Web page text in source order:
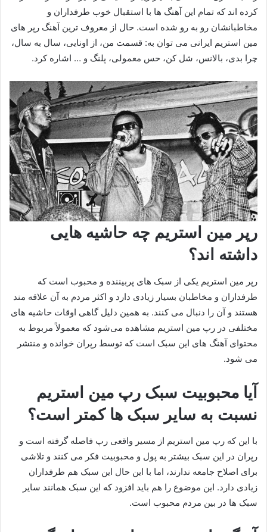
کرده اند که تمام این آهنگ ها با استقبال خوب طرفداران و
مخاطبانشان رو به رو شده است. حال از معروف ترین آهنگ رپر های
مین استریم ایرانی می توان به: قسمت من، از اونایی، سال به سال،
چرا بدی، بالانس، شل کن، حس معمولی، پلنگ و … اشاره کرد.
رپر مین استریم چه حاشیه هایی
داشته اند؟
رپر مین استریم یکی از سبک های پربیننده و محبوب است که
طرفداران و مخاطبان بسیار زیادی دارد و اکثر مردم به آن علاقه مند
هستند و آن را دنبال می‌ کنند. به همین دلیل گاهی اوقات حاشیه های
مختلفی در رپ مین استریم مشاهده می‌شود که معمولاً مربوط به
محتوای آهنگ های این سبک است که توسط رپران خوانده و منتشر
می شود.
آیا محبوبیت سبک رپ مین استریم
نسبت به سایر سبک ها کمتر است؟
با این که رپ مین استریم از مسیر واقعی رپ فاصله گرفته است و
رپران در این سبک بیشتر به پول و محبوبیت فکر می‌ کنند و تلاشی
برای اصلاح جامعه ندارند، اما با این حال این سبک هم طرفداران
زیادی دارد. این موضوع را هم باید افزود که این سبک همانند سایر
سبک ها در بین مردم محبوب است.